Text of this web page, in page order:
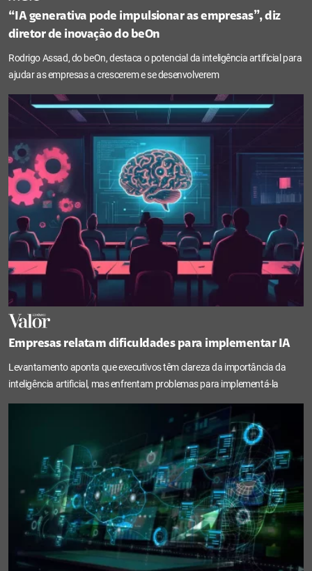
“IA generativa pode impulsionar as empresas”, diz
diretor de inovação do beOn
Rodrigo Assad, do beOn, destaca o potencial da inteligência artificial para
ajudar as empresas a crescerem e se desenvolverem
Empresas relatam dificuldades para implementar IA
Levantamento aponta que executivos têm clareza da importância da
inteligência artificial, mas enfrentam problemas para implementá-la